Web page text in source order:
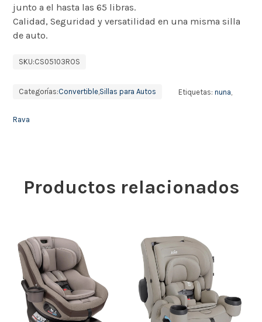
junto a el hasta las 65 libras.
Calidad, Seguridad y versatilidad en una misma silla
de auto.
SKU:CS05103ROS
Categorías:Convertible,Sillas para Autos Etiquetas: nuna
Rava
Productos relacionados